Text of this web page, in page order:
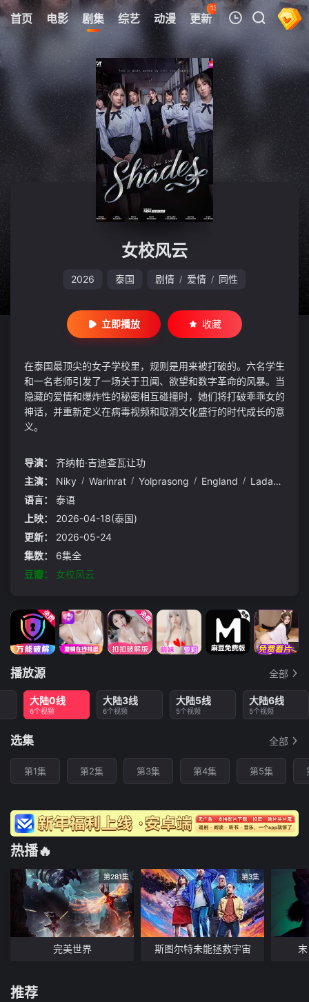
首页 电影 剧集 综艺 动漫 更新
133
热榜 APP
我的观影记录
暂无观看影片的记录
女校风云
2026 泰国 剧情 / 爱情 / 同性
立即播放 收藏
在泰国最顶尖的女子学校里，规则是用来被打破的。六名学生
和一名老师引发了一场关于丑闻、欲望和数字革命的风暴。当
隐藏的爱情和爆炸性的秘密相互碰撞时，她们将打破乖乖女的
神话，并重新定义在病毒视频和取消文化盛行的时代成长的意
义。
导演：
齐纳帕·吉迪查瓦让功
主演：
Niky / Warinrat / Yolprasong / England / Ladamanee
语言：
泰语
上映：
2026-04-18(泰国)
更新：
2026-05-24
集数：
6集全
豆瓣：
女校风云
播放源 全部
大陆0线
6个视频
大陆3线
6个视频
大陆5线
5个视频
大陆6线
5个视频
选集 全部
第1集 第2集 第3集 第4集 第5集
热播🔥
第281集
完美世界
第3集
斯图尔特未能拯救宇宙
推荐